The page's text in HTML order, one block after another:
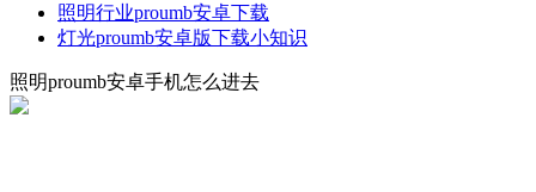
照明行业proumb安卓下载
灯光proumb安卓版下载小知识
照明proumb安卓手机怎么进去